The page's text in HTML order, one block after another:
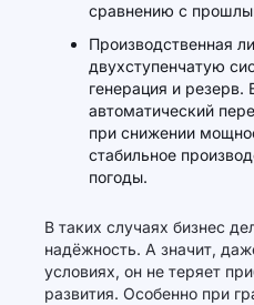
сравнению с
Производственная
двухступенчатую
генерация и резерв.
автоматический
при снижении
стабильное
погоды.
В таких случаях бизнес
надёжность. А значит,
условиях, он не теряет
развития. Особенно при